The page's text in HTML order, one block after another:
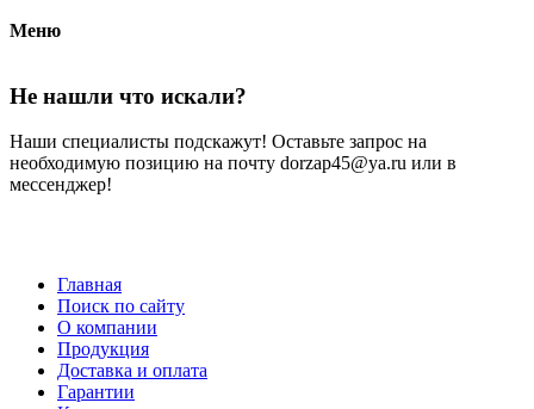
Меню
Не нашли что искали?
Наши специалисты подскажут! Оставьте запрос на
необходимую позицию на почту dorzap45@ya.ru или в
мессенджер!
Меню
подвале
Главная
Поиск по сайту
О компании
Продукция
Доставка и оплата
Гарантии